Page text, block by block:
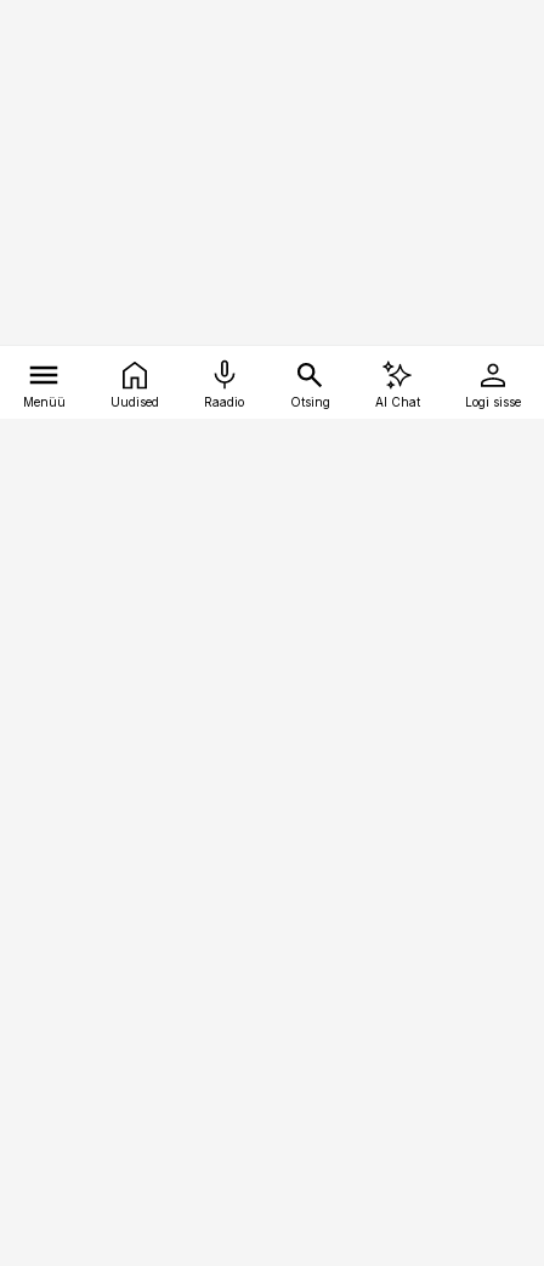
Menüü Uudised Raadio Otsing AI Chat Logi sisse